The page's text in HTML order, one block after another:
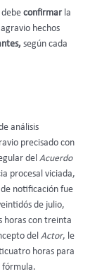
debe confirmarla
hechos
según cada
análisis
precisado con
del Acuerdo
procesal viciada,
notificación fue
de julio,
horas con treinta
del Actor, le
horas para
fórmula.